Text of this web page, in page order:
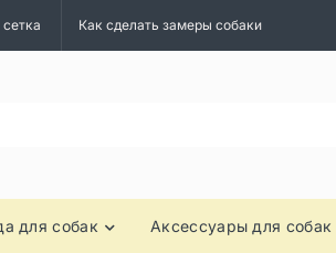
Как сделать замеры собаки
для собак Аксессуары для собак